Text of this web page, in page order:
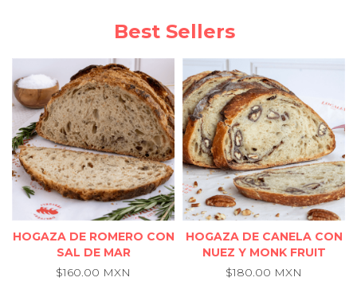
Best Sellers
HOGAZA DE ROMERO CON
SAL DE MAR
$160.00 MXN
HOGAZA DE CANELA CON
NUEZ Y MONK FRUIT
$180.00 MXN